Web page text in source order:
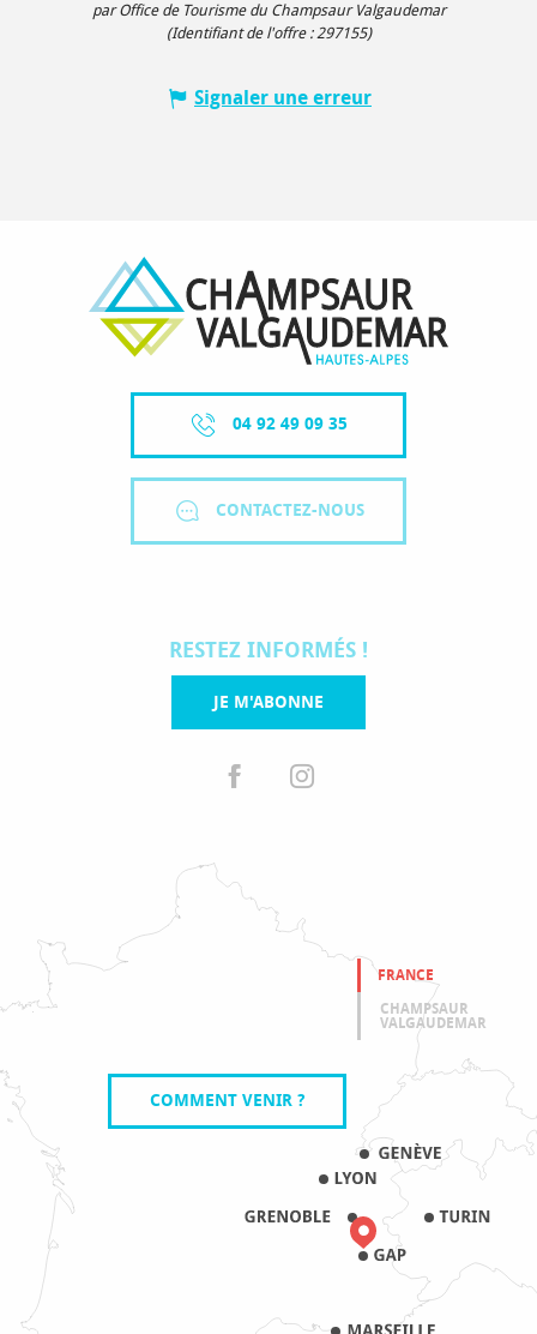
par Office de Tourisme du Champsaur Valgaudemar
(Identifiant de l'offre : 297155)
Signaler une erreur
04 92 49 09 35
CONTACTEZ-NOUS
RESTEZ INFORMÉS !
JE M'ABONNE
FRANCE
CHAMPSAUR
VALGAUDEMAR
COMMENT VENIR ?